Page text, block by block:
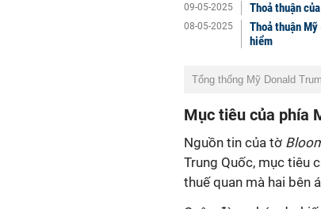
09-05-2025 Thoả thuận
08-05-2025
Thoả thuận
hiểm
Tổng thống Mỹ Donald
Mục tiêu của phía
Nguồn tin của tờ
Trung Quốc, mục tiêu
thuế quan mà hai bên